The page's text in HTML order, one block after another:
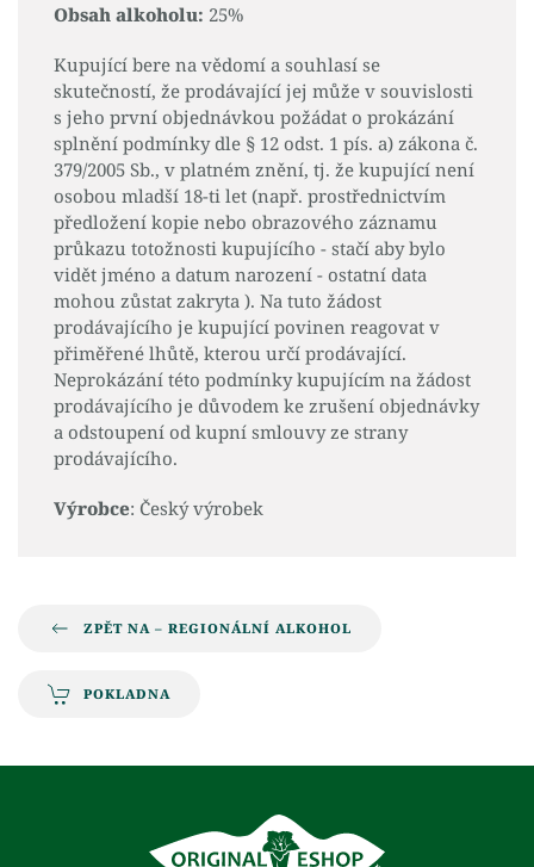
Obsah alkoholu: 25%
Kupující bere na vědomí a souhlasí se
skutečností, že prodávající jej může v souvislosti
s jeho první objednávkou požádat o prokázání
splnění podmínky dle § 12 odst. 1 pís. a) zákona č.
379/2005 Sb., v platném znění, tj. že kupující není
osobou mladší 18-ti let (např. prostřednictvím
předložení kopie nebo obrazového záznamu
průkazu totožnosti kupujícího - stačí aby bylo
vidět jméno a datum narození - ostatní data
mohou zůstat zakryta ). Na tuto žádost
prodávajícího je kupující povinen reagovat v
přiměřené lhůtě, kterou určí prodávající.
Neprokázání této podmínky kupujícím na žádost
prodávajícího je důvodem ke zrušení objednávky
a odstoupení od kupní smlouvy ze strany
prodávajícího.
Výrobce: Český výrobek
ZPĚT NA – REGIONÁLNÍ ALKOHOL
POKLADNA